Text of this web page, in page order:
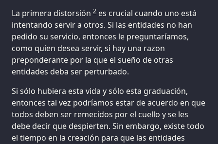
La primera distorsión 2 es crucial cuando uno está
intentando servir a otros. Si las entidades no han
pedido su servicio, entonces le preguntaríamos,
como quien desea servir, si hay una razon
preponderante por la que el sueño de otras
entidades deba ser perturbado.
Si sólo hubiera esta vida y sólo esta graduación,
entonces tal vez podríamos estar de acuerdo en que
todos deben ser remecidos por el cuello y se les
debe decir que despierten. Sin embargo, existe todo
el tiempo en la creación para que las entidades